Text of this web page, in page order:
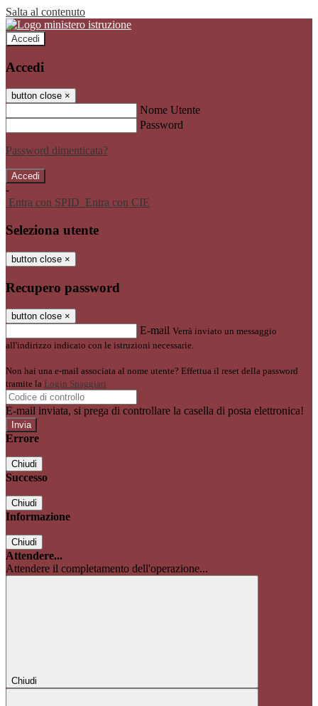
Salta al contenuto
Accedi
Accedi
button close ×
Nome Utente
Password
Password dimenticata?
-
Entra con SPID Entra con CIE
Seleziona utente
button close ×
Recupero password
button close ×
E-mail Verrà inviato un messaggio
all'indirizzo indicato con le istruzioni necessarie.
Non hai una e-mail associata al nome utente? Effettua il reset della password
tramite la Login Spaggiari
E-mail inviata, si prega di controllare la casella di posta elettronica!
Errore
Chiudi
Successo
Chiudi
Informazione
Chiudi
Attendere...
Attendere il completamento dell'operazione...
Chiudi